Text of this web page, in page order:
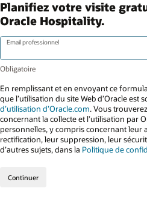
Planifiez votre visite
Oracle Hospitality.
Email professionnel
En remplissant et en envoyant ce
que l’utilisation du site Web d’Oracle est
d’utilisation d’Oracle.com. Vous
concernant la collecte et l’utilisation par
personnelles, y compris concernant leur
rectification, leur suppression, leur
d’autres sujets, dans la Politique de
Continuer